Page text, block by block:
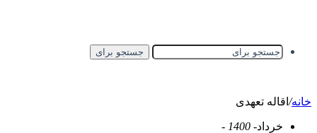
جستجو برای
خانه/ اقاله تعهدی
خرداد- 1400 -